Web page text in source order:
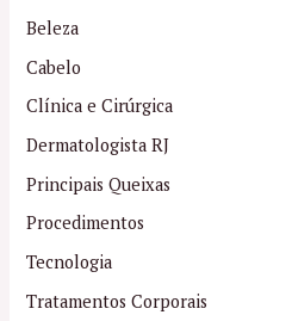
Beleza
Cabelo
Clínica e Cirúrgica
Dermatologista RJ
Principais Queixas
Procedimentos
Tecnologia
Tratamentos Corporais